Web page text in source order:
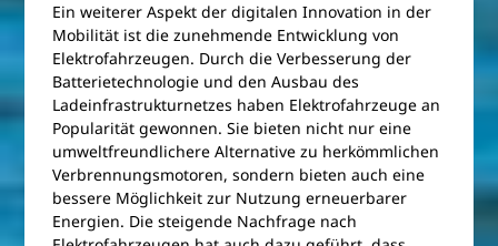
Ein weiterer Aspekt der digitalen Innovation in der
Mobilität ist die zunehmende Entwicklung von
Elektrofahrzeugen. Durch die Verbesserung der
Batterietechnologie und den Ausbau des
Ladeinfrastrukturnetzes haben Elektrofahrzeuge an
Popularität gewonnen. Sie bieten nicht nur eine
umweltfreundlichere Alternative zu herkömmlichen
Verbrennungsmotoren, sondern bieten auch eine
bessere Möglichkeit zur Nutzung erneuerbarer
Energien. Die steigende Nachfrage nach